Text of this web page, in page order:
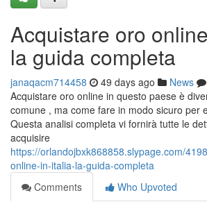
Acquistare oro
la guida completa
janaqacm714458 49 days ago News
Acquistare oro online in questo paese è
comune , ma come fare in modo sicuro per
Questa analisi completa vi fornirà tutte le
acquisire
https://orlandojbxk868858.slypage.com/
online-in-italia-la-guida-completa
Comments
Who Upvoted